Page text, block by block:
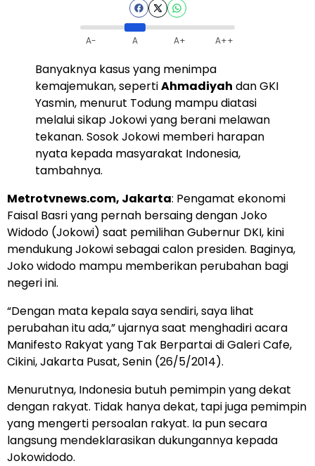
A- A A+ A++
Banyaknya kasus yang menimpa
kemajemukan, sepertiAhmadiyah dan GKI
Yasmin, menurut Todung mampu diatasi
melalui sikap Jokowi yang berani melawan
tekanan. Sosok Jokowi memberi harapan
nyata kepada masyarakat Indonesia,
tambahnya.
Metrotvnews.com, Jakarta: Pengamat ekonomi
Faisal Basri yang pernah bersaing dengan Joko
Widodo (Jokowi) saat pemilihan Gubernur DKI, kini
mendukung Jokowi sebagai calon presiden. Baginya,
Joko widodo mampu memberikan perubahan bagi
negeri ini.
“Dengan mata kepala saya sendiri, saya lihat
perubahan itu ada,” ujarnya saat menghadiri acara
Manifesto Rakyat yang Tak Berpartai di Galeri Cafe,
Cikini, Jakarta Pusat, Senin (26/5/2014).
Menurutnya, Indonesia butuh pemimpin yang dekat
dengan rakyat. Tidak hanya dekat, tapi juga pemimpin
yang mengerti persoalan rakyat. Ia pun secara
langsung mendeklarasikan dukungannya kepada
Jokowidodo.